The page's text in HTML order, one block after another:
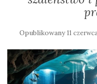
Opublikowany11